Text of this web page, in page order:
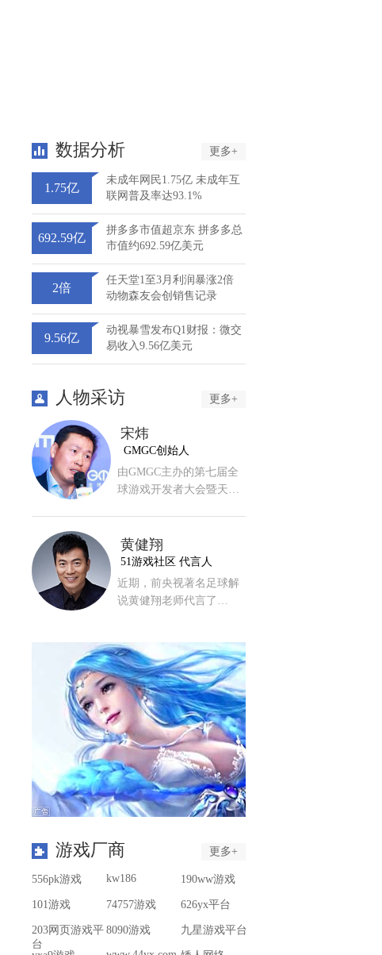
数据分析 更多+
1.75亿
未成年网民1.75亿 未成年互
联网普及率达93.1%
692.59亿
拼多多市值超京东 拼多多总
市值约692.59亿美元
2倍
任天堂1至3月利润暴涨2倍
动物森友会创销售记录
9.56亿
动视暴雪发布Q1财报：微交
易收入9.56亿美元
人物采访 更多+
宋炜
GMGC创始人
由GMGC主办的第七届全
球游戏开发者大会暨天…
黄健翔
51游戏社区 代言人
近期，前央视著名足球解
说黄健翔老师代言了…
游戏厂商 更多+
556pk游戏 kw186 190ww游戏
101游戏 74757游戏 626yx平台
203网页游戏平
台
8090游戏 九星游戏平台